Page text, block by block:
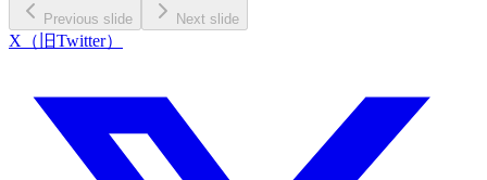
Previous slide Next slide
X（旧Twitter）